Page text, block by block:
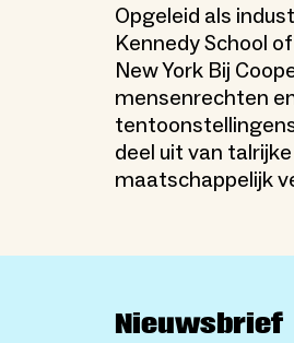
Opgeleid als
Kennedy School
New York Bij
mensenrechten
deel uit van
maatschappelijk
Nieuwsbrief